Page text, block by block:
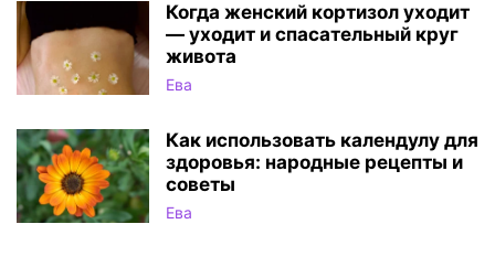
Когда женский кортизол уходит
— уходит и спасательный круг
живота
Ева
Как использовать календулу для
здоровья: народные рецепты и
советы
Ева